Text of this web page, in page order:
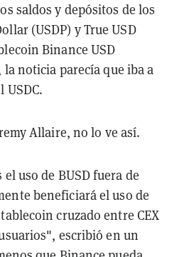
saldos y depósitos de los
(USDP) y True USD
Binance USD
noticia parecía que iba a
USDC.
Allaire, no lo ve así.
uso de BUSD fuera de
beneficiará el uso de
cruzado entre CEX
escribió en un